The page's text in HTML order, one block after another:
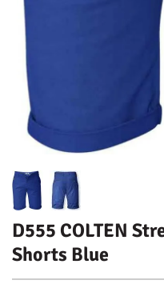
D555 COLTEN
Shorts Blue